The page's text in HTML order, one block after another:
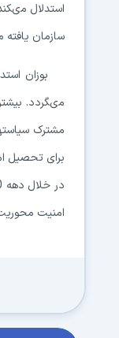
استدلال
سازمان
بوزان
مى‏گردد.
مشترک
براى تحصیل
امنیت